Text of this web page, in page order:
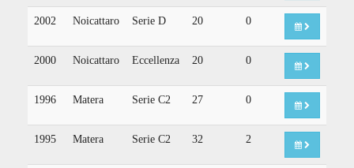
2002 Noicattaro Serie D 20 0
2000 Noicattaro Eccellenza 20 0
1996 Matera Serie C2 27 0
1995 Matera Serie C2 32 2